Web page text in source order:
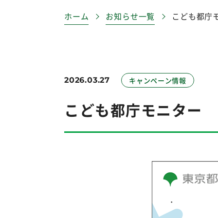
ホーム お知らせ一覧 こども都庁
こども都庁モニター
2026.03.27 キャンペーン情報